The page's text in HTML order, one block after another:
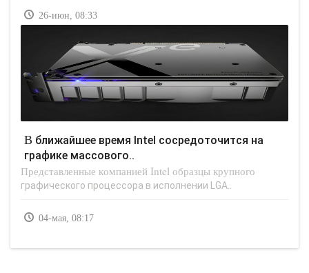
26-июн, 08:33
В ближайшее время Intel сосредоточится на
графике массового..
Представленные компанией Intel образцы крупного
графического процессора в исполнении LGA..
04-мая, 08:17